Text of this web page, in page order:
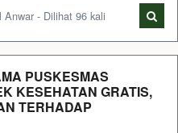
- Dilihat 96 kali
PUSKESMAS
KESEHATAN GRATIS,
TERHADAP